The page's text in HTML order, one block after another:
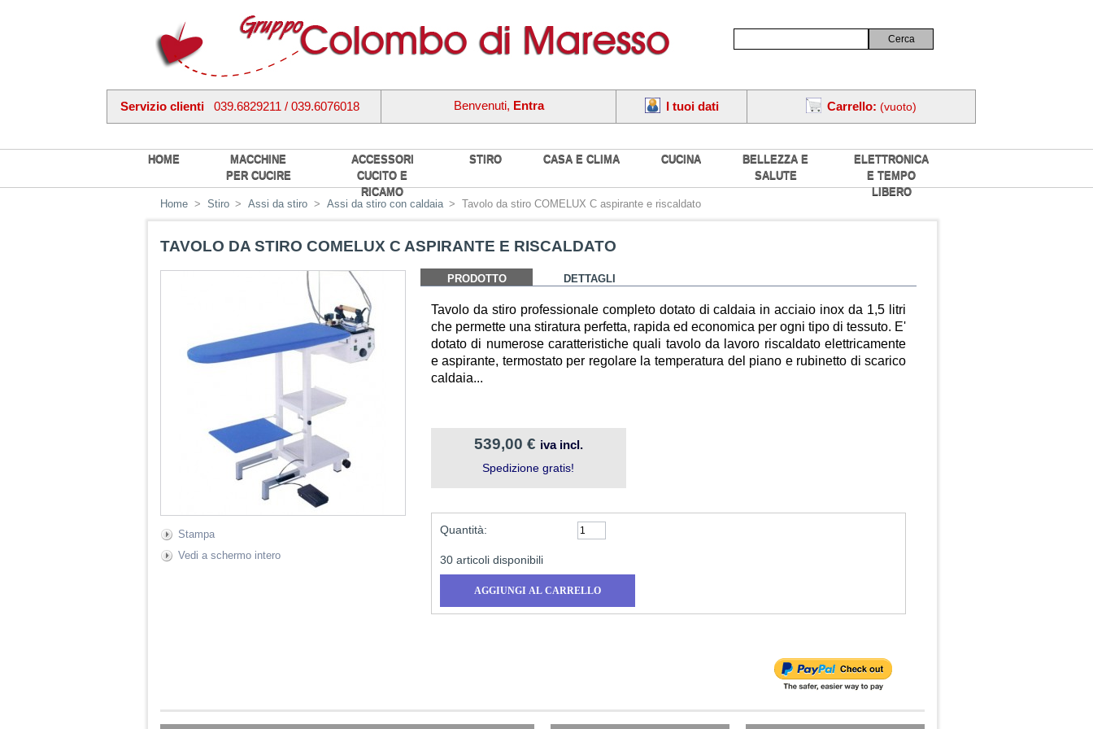
HOME
MACCHINE
PER CUCIRE
ACCESSORI
CUCITO E
RICAMO
STIRO CASA E CLIMA CUCINA
BELLEZZA E
SALUTE
ELETTRONICA
E TEMPO
LIBERO
Servizio clienti 039.6829211 / 039.6076018 Carrello: (vuoto)
I tuoi dati
Benvenuti, Entra
Home > Stiro > Assi da stiro > Assi da stiro con caldaia > Tavolo da stiro COMELUX C aspirante e riscaldato
TAVOLO DA STIRO COMELUX C ASPIRANTE E RISCALDATO
Stampa
Vedi a schermo intero
PRODOTTO DETTAGLI
Tavolo da stiro professionale completo dotato di caldaia in acciaio inox da 1,5 litri
che permette una stiratura perfetta, rapida ed economica per ogni tipo di tessuto. E'
dotato di numerose caratteristiche quali tavolo da lavoro riscaldato elettricamente
e aspirante, termostato per regolare la temperatura del piano e rubinetto di scarico
caldaia...
539,00 € iva incl.
Spedizione gratis!
Quantità:
30 articoli disponibili